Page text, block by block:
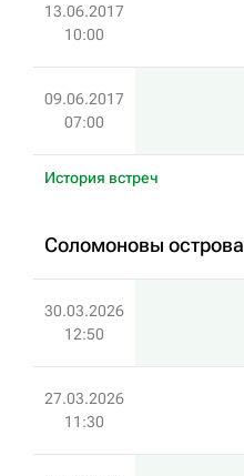
13.06.2017
10:00
09.06.2017
07:00
История встреч
Соломоновы острова
30.03.2026
12:50
27.03.2026
11:30